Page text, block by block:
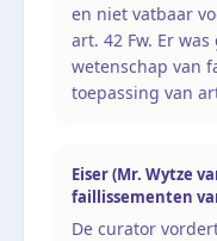
en niet vatbaar
art. 42 Fw. Er
wetenschap van
toepassing van
Eiser (Mr. Wytze
faillissementen
De curator